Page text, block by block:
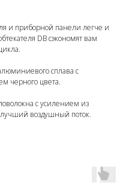
и приборной панели легче и
DB сэкономят вам
сплава с
черного цвета.
с усилением из
воздушный поток.